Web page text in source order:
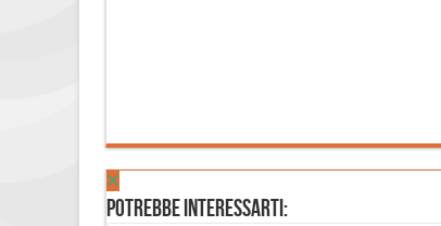
Potrebbe interessarti: